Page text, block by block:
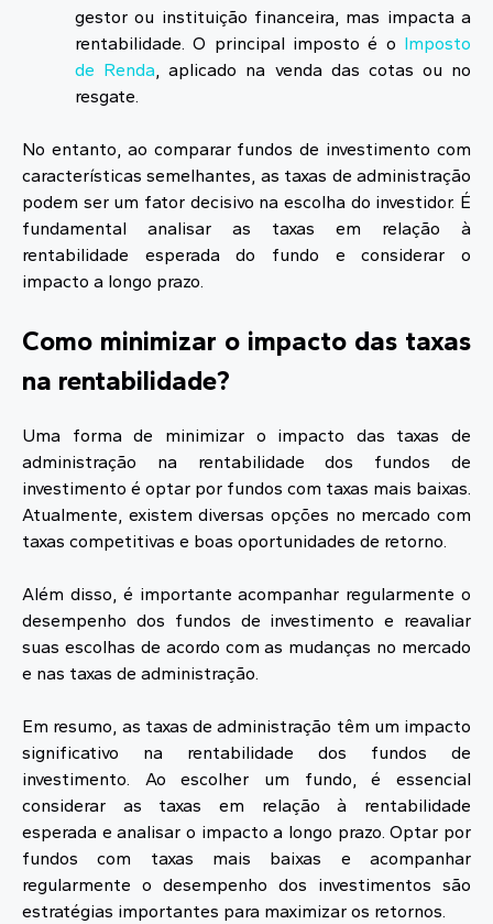
gestor ou instituição financeira, mas impacta a
rentabilidade. O principal imposto é o Imposto
de Renda, aplicado na venda das cotas ou no
resgate.
No entanto, ao comparar fundos de investimento com
características semelhantes, as taxas de administração
podem ser um fator decisivo na escolha do investidor. É
fundamental analisar as taxas em relação à
rentabilidade esperada do fundo e considerar o
impacto a longo prazo.
Como minimizar o impacto das taxas
na rentabilidade?
Uma forma de minimizar o impacto das taxas de
administração na rentabilidade dos fundos de
investimento é optar por fundos com taxas mais baixas.
Atualmente, existem diversas opções no mercado com
taxas competitivas e boas oportunidades de retorno.
Além disso, é importante acompanhar regularmente o
desempenho dos fundos de investimento e reavaliar
suas escolhas de acordo com as mudanças no mercado
e nas taxas de administração.
Em resumo, as taxas de administração têm um impacto
significativo na rentabilidade dos fundos de
investimento. Ao escolher um fundo, é essencial
considerar as taxas em relação à rentabilidade
esperada e analisar o impacto a longo prazo. Optar por
fundos com taxas mais baixas e acompanhar
regularmente o desempenho dos investimentos são
estratégias importantes para maximizar os retornos.